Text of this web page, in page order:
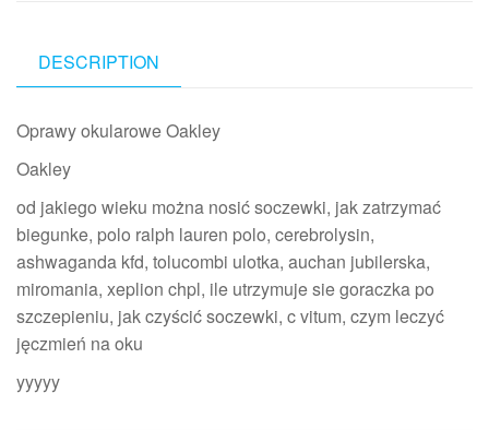
DESCRIPTION
Oprawy okularowe Oakley
Oakley
od jakiego wieku można nosić soczewki, jak zatrzymać
biegunke, polo ralph lauren polo, cerebrolysin,
ashwaganda kfd, tolucombi ulotka, auchan jubilerska,
miromania, xeplion chpl, ile utrzymuje sie goraczka po
szczepieniu, jak czyścić soczewki, c vitum, czym leczyć
jęczmień na oku
yyyyy